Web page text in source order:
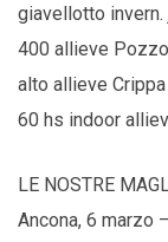
giavellotto
400 allieve
alto allieve Crippa
60 hs indoor
LE NOSTRE
Ancona, 6 marzo